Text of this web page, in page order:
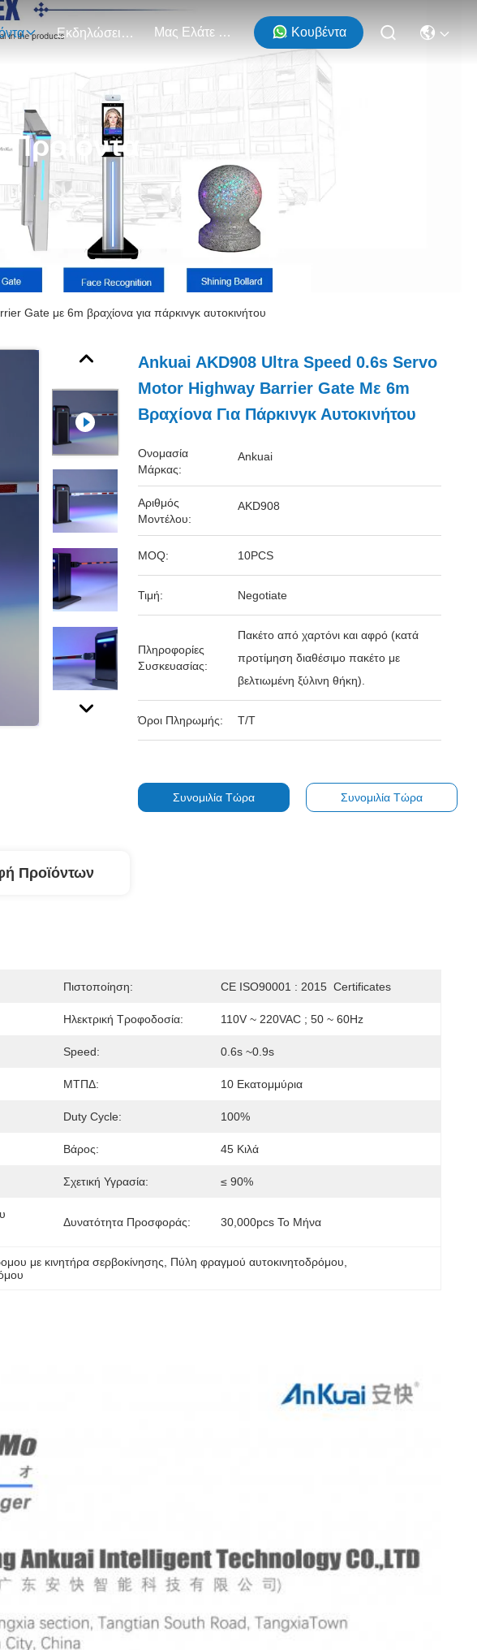
Εκδηλώσεις Μας Ελάτε Σε Επαφή Με Κουβέντα
Gate με 6m βραχίονα για πάρκινγκ αυτοκινήτου
Ankuai AKD908 Ultra Speed 0.6s Servo
Motor Highway Barrier Gate Με 6m
Βραχίονα Για Πάρκινγκ Αυτοκινήτου
Ονομασία
Μάρκας:
Ankuai
Αριθμός
Μοντέλου:
AKD908
MOQ: 10PCS
Τιμή: Negotiate
Πληροφορίες
Συσκευασίας:
Πακέτο από χαρτόνι και αφρό (κατά
προτίμηση διαθέσιμο πακέτο με
βελτιωμένη ξύλινη θήκη).
Όροι Πληρωμής: Τ/Τ
Συνομιλία Τώρα Συνομιλία Τώρα
Προϊόντων
Πιστοποίηση: CE ISO90001 : 2015  Certificates
Ηλεκτρική Τροφοδοσία: 110V ~ 220VAC ; 50 ~ 60Hz
Speed: 0.6s ~0.9s
ΜΤΠΔ: 10 Εκατομμύρια
Duty Cycle: 100%
Βάρος: 45 Κιλά
Σχετική Υγρασία: ≤ 90%
Δυνατότητα Προσφοράς: 30,000pcs Το Μήνα
με κινητήρα σερβοκίνησης Πύλη φραγμού αυτοκινητοδρόμου